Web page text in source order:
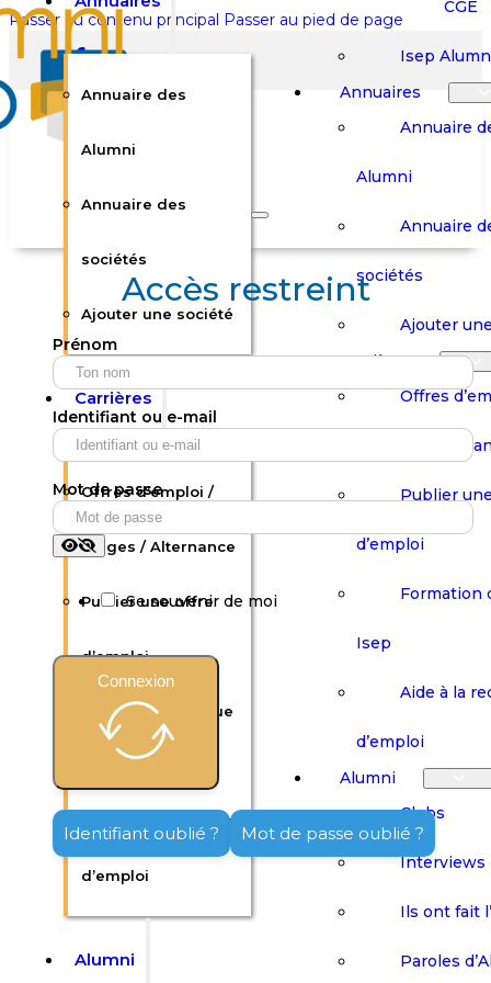
Passer au contenu principal Passer au pied de page
Rechercher sur le site
Rechercher
Votre panier est vide.
Boutique
Panier
Boutique
Annuaire des
Alumni
Annuaire des
sociétés
Ajouter une société
Carrières
Offres d’emploi /
Stages / Alternance
Publier une offre
d’emploi
Formation continue
Aide à la recherche
d’emploi
Alumni
CGE
Isep
Annuaires
Annuaire
Alumni
Annuaire
sociétés
Ajouter
Carrières
Offres
Stages /
Publier
d’emploi
Formation
Isep
Aide à la
d’emploi
Alumni
Clubs
Interviews
Ils ont fait
Paroles
Accès restreint
Prénom
Identifiant ou e-mail
Mot de passe
Se souvenir de moi
Connexion
Identifiant oublié ? Mot de passe oublié ?